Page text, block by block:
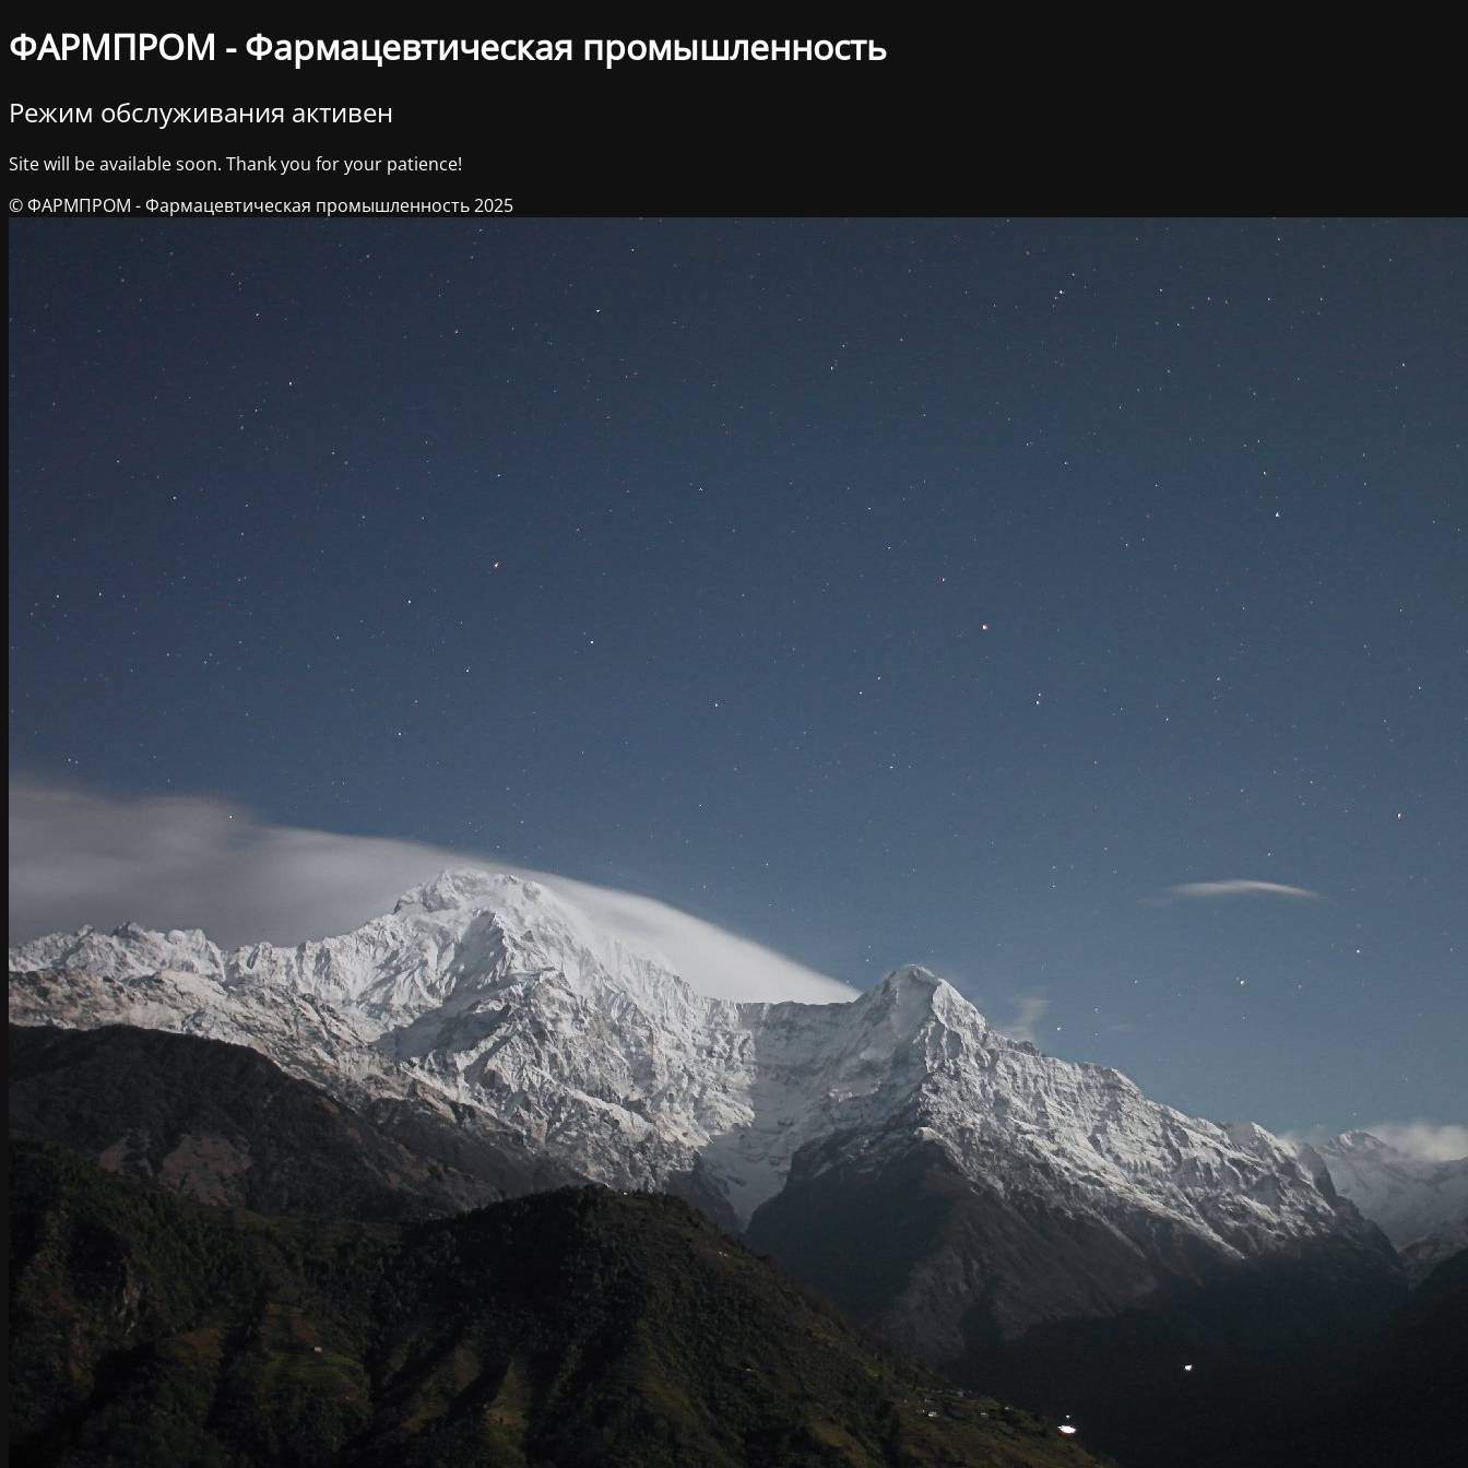
ФАРМПРОМ - Фармацевтическая промышленность
Режим обслуживания активен
Site will be available soon. Thank you for your patience!
© ФАРМПРОМ - Фармацевтическая промышленность 2025